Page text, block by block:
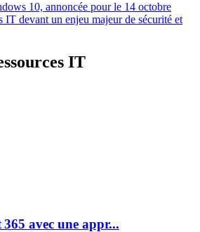
10, annoncée pour le 14 octobre
IT devant un enjeu majeur de sécurité et
IT
avec une appr...